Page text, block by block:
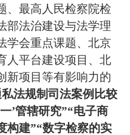
、最高人民检察院检
部法治建设与法学理
学会重点课题、北京
人平台建设项目、北
新项目等有影响力的
法规制司法案例比较
’管辖研究”“电子商
构建”“数字检察的实